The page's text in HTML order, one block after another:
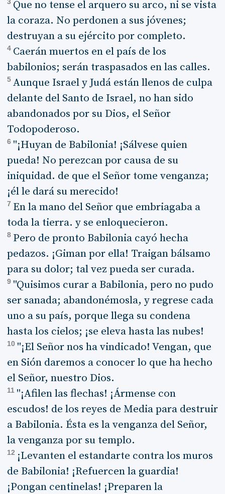
3 Que no tense el arquero su arco, ni se vista
la coraza. No perdonen a sus jóvenes;
destruyan a su ejército por completo.
4 Caerán muertos en el país de los
babilonios; serán traspasados en las calles.
5 Aunque Israel y Judá están llenos de culpa
delante del Santo de Israel, no han sido
abandonados por su Dios, el Señor
Todopoderoso.
6 "¡Huyan de Babilonia! ¡Sálvese quien
pueda! No perezcan por causa de su
iniquidad. de que el Señor tome venganza;
¡él le dará su merecido!
7 En la mano del Señor que embriagaba a
toda la tierra. y se enloquecieron.
8 Pero de pronto Babilonia cayó hecha
pedazos. ¡Giman por ella! Traigan bálsamo
para su dolor; tal vez pueda ser curada.
9 "Quisimos curar a Babilonia, pero no pudo
ser sanada; abandonémosla, y regrese cada
uno a su país, porque llega su condena
hasta los cielos; ¡se eleva hasta las nubes!
10 "¡El Señor nos ha vindicado! Vengan, que
en Sión daremos a conocer lo que ha hecho
el Señor, nuestro Dios.
11 "¡Afilen las flechas! ¡Ármense con
escudos! de los reyes de Media para destruir
a Babilonia. Ésta es la venganza del Señor,
la venganza por su templo.
12 ¡Levanten el estandarte contra los muros
de Babilonia! ¡Refuercen la guardia!
¡Pongan centinelas! ¡Preparen la